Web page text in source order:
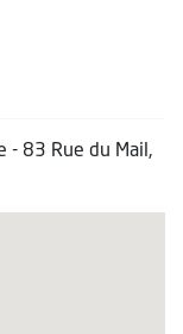
- 83 Rue du Mail,